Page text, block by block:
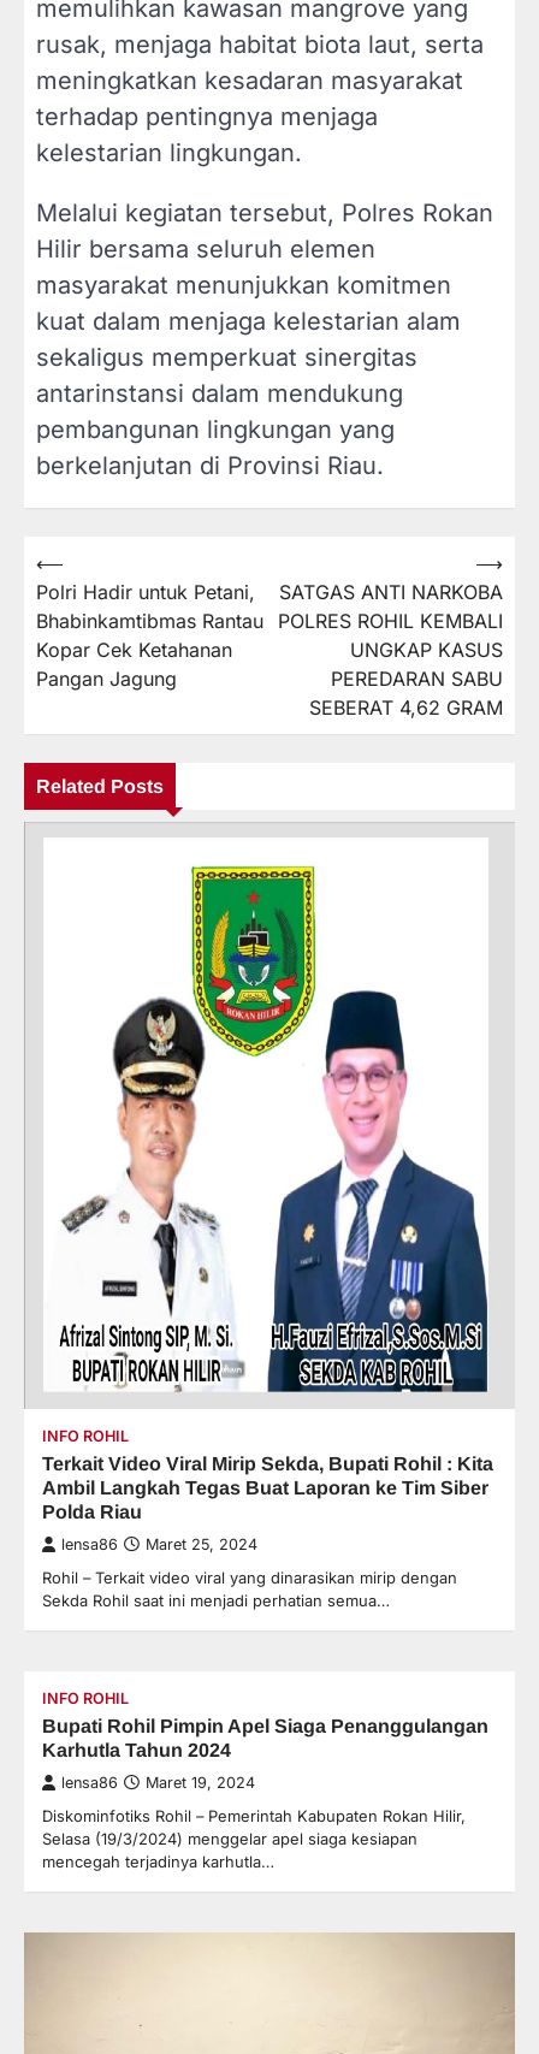
memulihkan kawasan mangrove yang
rusak, menjaga habitat biota laut, serta
meningkatkan kesadaran masyarakat
terhadap pentingnya menjaga
kelestarian lingkungan.
Melalui kegiatan tersebut, Polres Rokan
Hilir bersama seluruh elemen
masyarakat menunjukkan komitmen
kuat dalam menjaga kelestarian alam
sekaligus memperkuat sinergitas
antarinstansi dalam mendukung
pembangunan lingkungan yang
berkelanjutan di Provinsi Riau.
Navigasi
pos
⟵
Polri Hadir untuk Petani,
Bhabinkamtibmas Rantau
Kopar Cek Ketahanan
Pangan Jagung
SATGAS ANTI NARKOBA
POLRES ROHIL KEMBALI
UNGKAP KASUS
PEREDARAN SABU
SEBERAT 4,62 GRAM
⟶
Related Posts
INFO ROHIL
Terkait Video Viral Mirip Sekda, Bupati Rohil : Kita
Ambil Langkah Tegas Buat Laporan ke Tim Siber
Polda Riau
lensa86 Maret 25, 2024
Rohil – Terkait video viral yang dinarasikan mirip dengan
Sekda Rohil saat ini menjadi perhatian semua…
INFO ROHIL
Bupati Rohil Pimpin Apel Siaga Penanggulangan
Karhutla Tahun 2024
lensa86 Maret 19, 2024
Diskominfotiks Rohil – Pemerintah Kabupaten Rokan Hilir,
Selasa (19/3/2024) menggelar apel siaga kesiapan
mencegah terjadinya karhutla…